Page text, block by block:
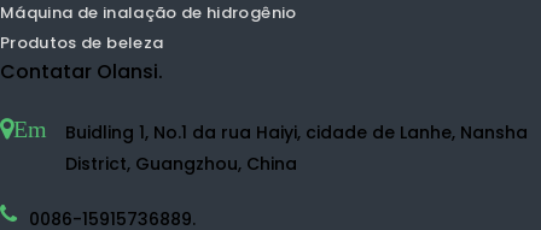
Purificador de ar em casa
Purificador de ar UVC.
Pulverizador de água de hidrogênio
Fabricante de água de hidrogênio
Garrafa de água de hidrogênio